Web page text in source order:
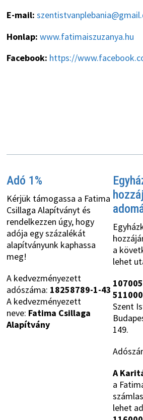
E-mail:
Honlap: www.fatimaiszuzanya.hu
Facebook: https://
Adó 1%
Kérjük támogassa a Fatima
Csillaga Alapítványt és
rendelkezzen úgy, hogy
adója egy százalékát
alapítványunk kaphassa
meg!
A kedvezményezett
adószáma: 18258789-1-43
A kedvezményezett
neve: Fatima Csillaga
Alapítvány
a
lehet
Szent
149.
A
a
lehet